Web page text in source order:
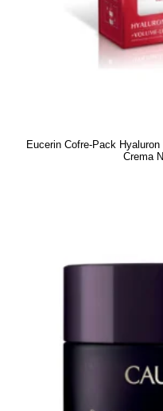
Eucerin Cofre-Pack
Crema